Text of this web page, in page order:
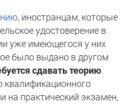
, иностранцам, которые
удостоверение в
уже имеющегося у них
было выдано в другом
сдавать теорию.
квалификационного
на практический экзамен,